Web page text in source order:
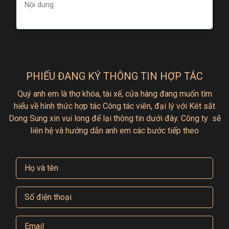
bền cao và dễ sử dụng. Với nhiều tùy chọn khóa và
phẩm trở nên đơn giản và dễ sử dụng cho người
- 02 khóa chìa khóa chính(chìa nhíp)
- 02 khóa học trong
- 01 chìa đổi mã
- 01 khóa định vị
- 01 phiếu bảo hành thân két và ổ khóa cơ 5 năm
- Giao hàng và bảo hành tận nơi trong phạm vi toàn
PHIẾU ĐANG KÝ THÔNG TIN HỢP TÁC
Quý anh em là thợ khóa, tài xế, cửa hàng đang muốn tìm
hiểu về hình thức hợp tác Công tác viên, đại lý với Két sắt
Dong Sung xin vui long để lại thông tin dưới đây. Công ty sẽ
liên hệ và hướng dẫn anh em các bước tiếp theo